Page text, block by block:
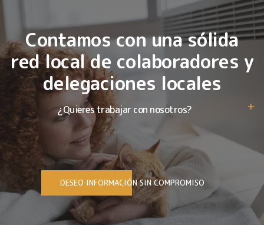
Contamos con una sólida
red local de colaboradores y
delegaciones locales
¿Quieres trabajar con nosotros?
DESEO INFORMACIÓN SIN COMPROMISO